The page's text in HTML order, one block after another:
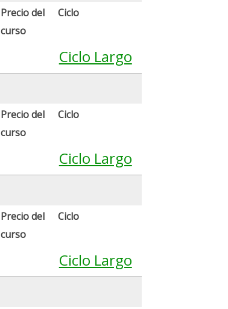
Precio del
curso
Ciclo
Ciclo Largo
Precio del
curso
Ciclo
Ciclo Largo
Precio del
curso
Ciclo
Ciclo Largo